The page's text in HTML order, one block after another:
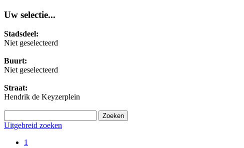
Uw selectie...
Stadsdeel:
Niet geselecteerd
Buurt:
Niet geselecteerd
Straat:
Hendrik de Keyzerplein
Uitgebreid zoeken
1